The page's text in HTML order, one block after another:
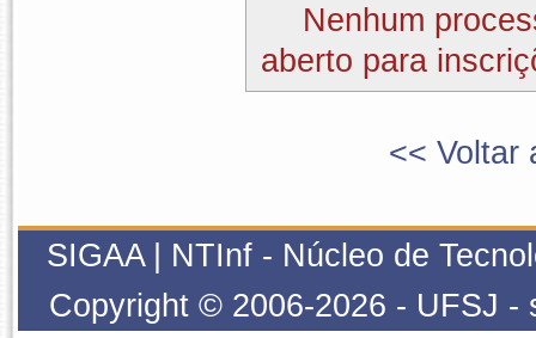
Nenhum
aberto para
<< Voltar
SIGAA | NTInf - Núcleo de
Copyright © 2006-2026 - UFSJ